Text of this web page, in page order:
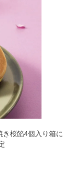
桜餡4個入り箱に